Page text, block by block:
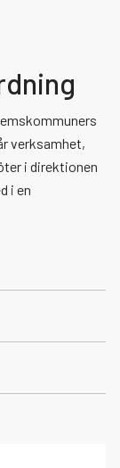
verksamhet,
i direktionen
i en